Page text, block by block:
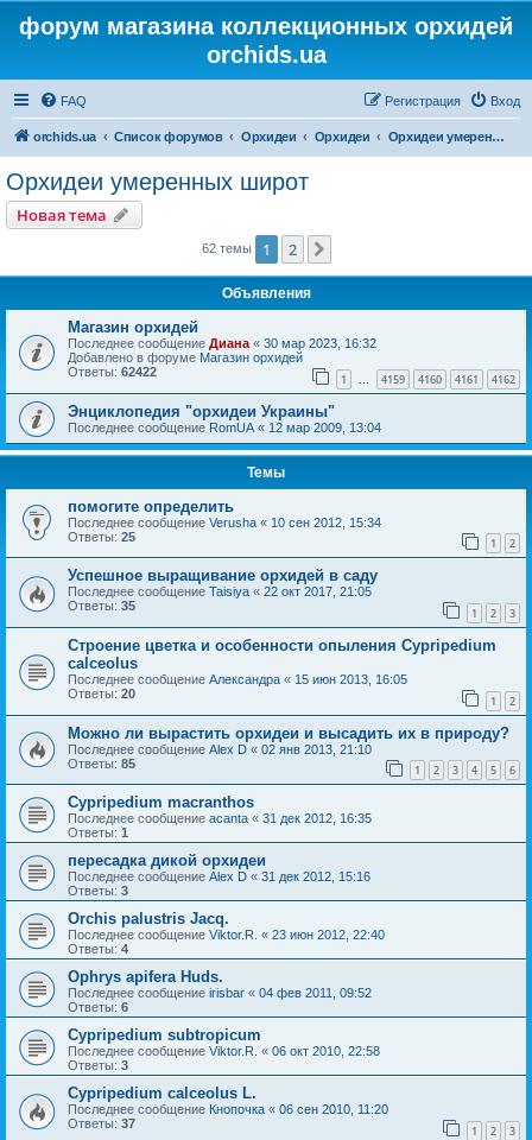
форум магазина коллекционных орхидей
orchids.ua
FAQ Вход
Регистрация
orchids.ua Список форумов Орхидеи Орхидеи Орхидеи умеренных широт
Орхидеи умеренных широт
Новая тема
62 темы 1 2
Объявления
Магазин орхидей
Последнее сообщение Диана « 30 мар 2023, 16:32
Добавлено в форуме Магазин орхидей
Ответы: 62422 1 … 4159 4160 4161 4162
Энциклопедия "орхидеи Украины"
Последнее сообщение RomUA « 12 мар 2009, 13:04
Темы
помогите определить
Последнее сообщение Verusha « 10 сен 2012, 15:34
Ответы: 25 1 2
Успешное выращивание орхидей в саду
Последнее сообщение Taisiya « 22 окт 2017, 21:05
Ответы: 35 1 2 3
Строение цветка и особенности опыления Cypripedium
calceolus
Последнее сообщение Александра « 15 июн 2013, 16:05
Ответы: 20 1 2
Можно ли вырастить орхидеи и высадить их в природу?
Последнее сообщение Alex D « 02 янв 2013, 21:10
Ответы: 85 1 2 3 4 5 6
Cypripedium macranthos
Последнее сообщение acanta « 31 дек 2012, 16:35
Ответы: 1
пересадка дикой орхидеи
Последнее сообщение Alex D « 31 дек 2012, 15:16
Ответы: 3
Orchis palustris Jacq.
Последнее сообщение Viktor.R. « 23 июн 2012, 22:40
Ответы: 4
Ophrys apifera Huds.
Последнее сообщение irisbar « 04 фев 2011, 09:52
Ответы: 6
Cypripedium subtropicum
Последнее сообщение Viktor.R. « 06 окт 2010, 22:58
Ответы: 3
Cypripedium calceolus L.
Последнее сообщение Кнопочка « 06 сен 2010, 11:20
Ответы: 37 1 2 3